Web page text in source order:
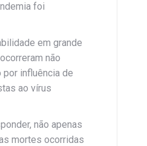
foi
em grande
não
por influência de
ao vírus
não apenas
mortes ocorridas